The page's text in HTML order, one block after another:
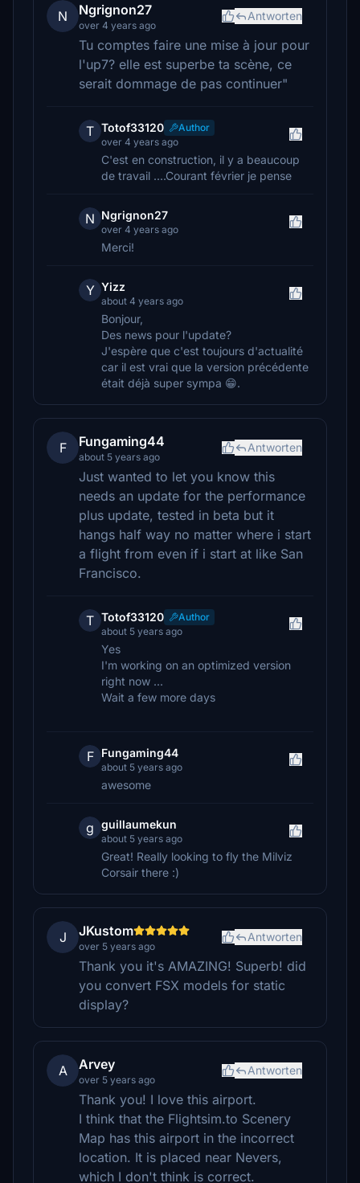
N Ngrignon27
over 4 years ago
Antworten
Tu comptes faire une mise à jour pour
l'up7? elle est superbe ta scène, ce
serait dommage de pas continuer"
T Totof33120
Author
over 4 years ago
C'est en construction, il y a beaucoup
de travail ....Courant février je pense
N Ngrignon27
over 4 years ago
Merci!
Y Yizz
about 4 years ago
Bonjour,
Des news pour l'update?
J'espère que c'est toujours d'actualité
car il est vrai que la version précédente
était déjà super sympa 😁.
F Fungaming44
about 5 years ago
Antworten
Just wanted to let you know this
needs an update for the performance
plus update, tested in beta but it
hangs half way no matter where i start
a flight from even if i start at like San
Francisco.
T Totof33120
Author
about 5 years ago
Yes
I'm working on an optimized version
right now ...
Wait a few more days
F Fungaming44
about 5 years ago
awesome
g guillaumekun
about 5 years ago
Great! Really looking to fly the Milviz
Corsair there :)
J JKustom
over 5 years ago
Antworten
Thank you it's AMAZING! Superb! did
you convert FSX models for static
display?
A Arvey
over 5 years ago
Antworten
Thank you! I love this airport.
I think that the Flightsim.to Scenery
Map has this airport in the incorrect
location. It is placed near Nevers,
which I don't think is correct.